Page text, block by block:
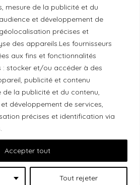
mesure de la publicité et du
et développement de
précises et
des appareils.Les fournisseurs
aux fins et fonctionnalités
: stocker et/ou accéder à des
publicité et contenu
de la publicité et du contenu,
développement de services,
précises et identification via
Tout rejeter
Accepter tout
du territoire
portée par la société Les
tient à souligner que ses
au 511 Lacolle Way (Ottawa-
sur le territoire traditionnel non
anichinabé. Nous
les peuples
les gardiens historiques et